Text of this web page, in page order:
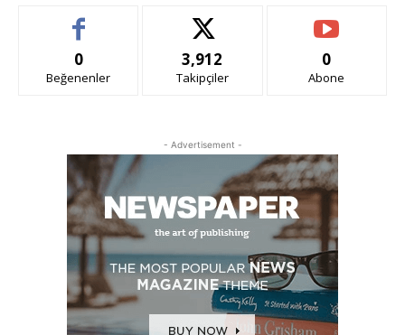
0
Beğenenler
3,912
Takipçiler
0
Abone
- Advertisement -